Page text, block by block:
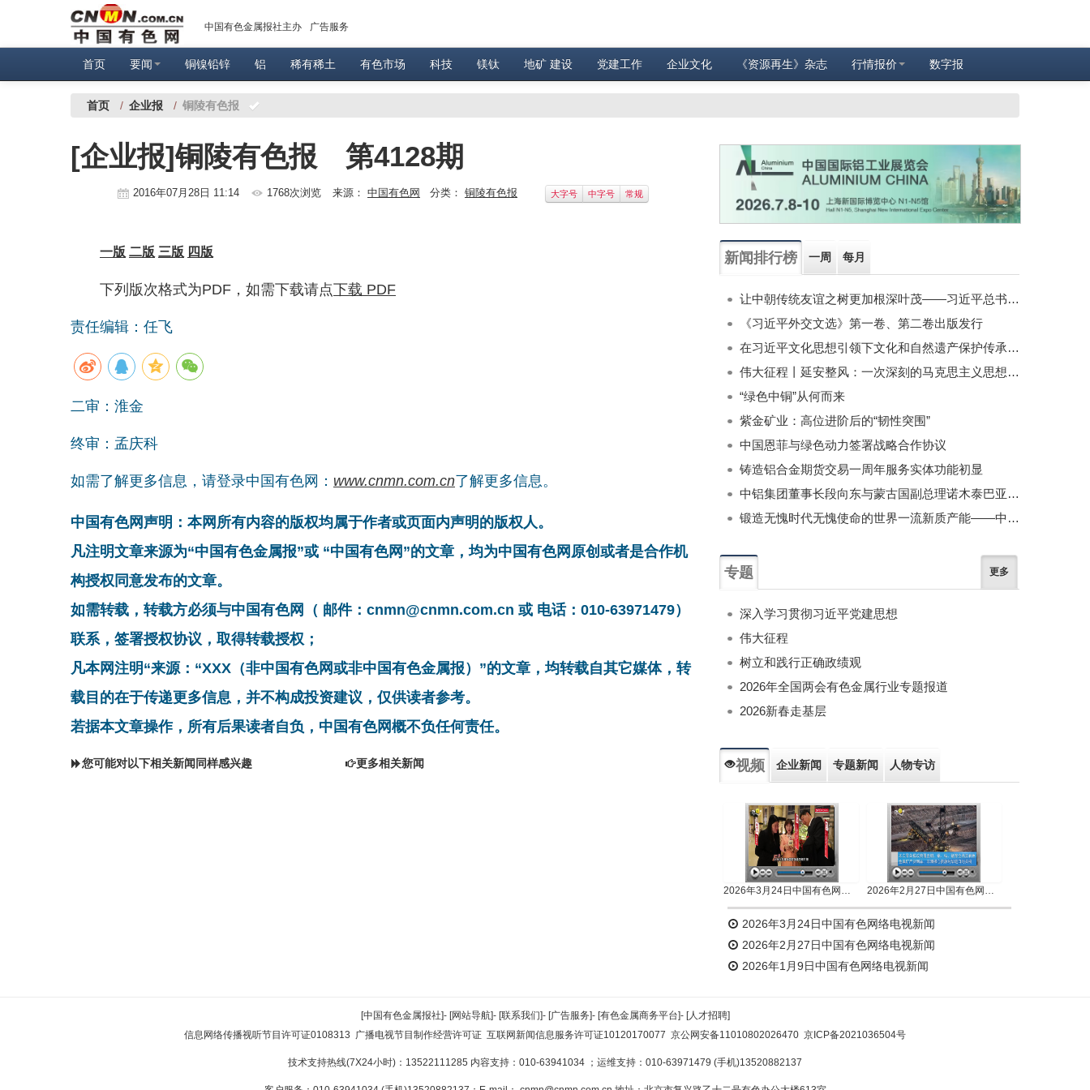
中国有色金属报社主办 广告服务
首页 要闻 铜镍铅锌 铝 稀有稀土 有色市场 科技 镁钛 地矿 建设 党建工作 企业文化 《资源再生》杂志 行情报价 数字报
首页 / 企业报 / 铜陵有色报
[企业报]铜陵有色报 第4128期
2016年07月28日 11:14 1768次浏览 来源： 中国有色网 分类： 铜陵有色报 大字号 中字号 常规
一版 二版 三版 四版
下列版次格式为PDF，如需下载请点下载 PDF
责任编辑：任飞
二审：淮金
终审：孟庆科
如需了解更多信息，请登录中国有色网： www.cnmn.com.cn了解更多信息。
中国有色网声明：本网所有内容的版权均属于作者或页面内声明的版权人。
凡注明文章来源为“中国有色金属报”或 “中国有色网”的文章，均为中国有色网原创或者是合作机
构授权同意发布的文章。
如需转载，转载方必须与中国有色网（ 邮件：cnmn@cnmn.com.cn 或 电话：010-63971479）
联系，签署授权协议，取得转载授权；
凡本网注明“来源：“XXX（非中国有色网或非中国有色金属报）”的文章，均转载自其它媒体，转
载目的在于传递更多信息，并不构成投资建议，仅供读者参考。
若据本文章操作，所有后果读者自负，中国有色网概不负任何责任。
您可能对以下相关新闻同样感兴趣 更多相关新闻
新闻排行榜 一周 每月
让中朝传统友谊之树更加根深叶茂——习近平总书记对朝鲜进行国事访问纪实
《习近平外交文选》第一卷、第二卷出版发行
在习近平文化思想引领下文化和自然遗产保护传承利用工作开创新局面
伟大征程丨延安整风：一次深刻的马克思主义思想教育运动
“绿色中铜”从何而来
紫金矿业：高位进阶后的“韧性突围”
中国恩菲与绿色动力签署战略合作协议
铸造铝合金期货交易一周年服务实体功能初显
中铝集团董事长段向东与蒙古国副总理诺木泰巴亚尔举行会谈
锻造无愧时代无愧使命的世界一流新质产能——中国有色金属工业的战略应对与破局之道（二）
专题 更多
深入学习贯彻习近平党建思想
伟大征程
树立和践行正确政绩观
2026年全国两会有色金属行业专题报道
2026新春走基层
视频 企业新闻 专题新闻 人物专访
2026年3月24日中国有色网络电视新闻 2026年2月27日中国有色网络电视新闻
2026年3月24日中国有色网络电视新闻
2026年2月27日中国有色网络电视新闻
2026年1月9日中国有色网络电视新闻
[中国有色金属报社]- [网站导航]- [联系我们]- [广告服务]- [有色金属商务平台]- [人才招聘]
信息网络传播视听节目许可证0108313 广播电视节目制作经营许可证 互联网新闻信息服务许可证10120170077 京公网安备11010802026470 京ICP备2021036504号
技术支持热线(7X24小时)：13522111285 内容支持：010-63941034 ；运维支持：010-63971479 (手机)13520882137